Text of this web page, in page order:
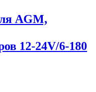
AGM,
12-24V/6-180